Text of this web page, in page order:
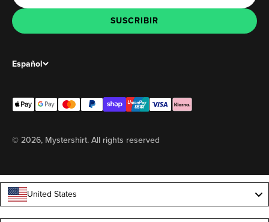
SUSCRIBIR
SUSCRIBIR
Español
© 2026, Mystershirt. All rights reserved
United States